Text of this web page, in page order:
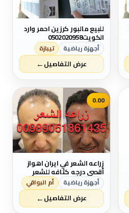
للبيع مالبور كرزين احمر وارد
الكويت0502020958
أجهزة رياضية تيبازة
عرض التفاصيل←
0.00
زراعه الشعر في ايران اهواز
أقصي درجه كثافه للشعر
نقل من الحدود، السكن ،
تحاليل العمليه ، بل اشراف
طبيب جلدي و شعر اتصال
علي واتساپ دكتوره سميه
أجهزة رياضية أم البواقي
عرض التفاصيل←